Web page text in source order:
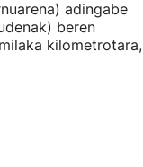
adingabe
beren
kilometrotara,